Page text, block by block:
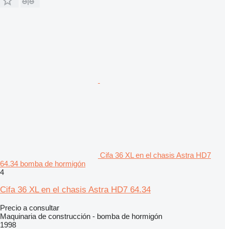
Cifa 36 XL en el chasis Astra HD7
64.34 bomba de hormigón
4
Cifa 36 XL en el chasis Astra HD7 64.34
Precio a consultar
Maquinaria de construcción - bomba de hormigón
1998